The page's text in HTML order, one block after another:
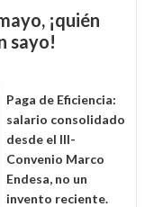
¡quién
sayo!
Paga de Eficiencia:
salario consolidado
desde el III-
Convenio Marco
Endesa, no un
invento reciente.